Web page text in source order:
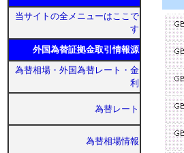
当サイトの全メニューはここで
す
外国為替証拠金取引情報源
為替相場・外国為替レート・金
利
為替レート
為替相場情報